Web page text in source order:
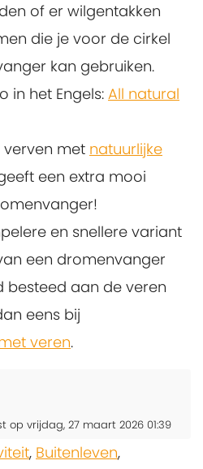
of er wilgentakken
die je voor de cirkel
kan gebruiken.
in het Engels: All natural
verven met natuurlijke
een extra mooi
en snellere variant
een dromenvanger
besteed aan de veren
eens bij
veren.
op vrijdag, 27 maart 2026 01:39
, Buitenleven,